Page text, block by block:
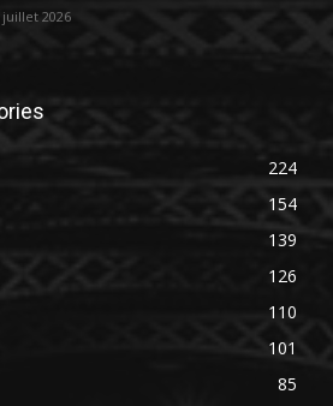
juillet 2026
224
154
139
126
110
101
85